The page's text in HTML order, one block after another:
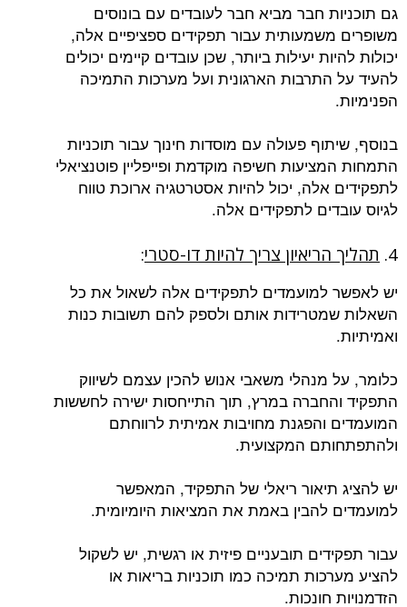
גם תוכניות חבר מביא חבר לעובדים עם בונוסים
משופרים משמעותית עבור תפקידים ספציפיים אלה,
יכולות להיות יעילות ביותר, שכן עובדים קיימים יכולים
להעיד על התרבות הארגונית ועל מערכות התמיכה
הפנימיות.
בנוסף, שיתוף פעולה עם מוסדות חינוך עבור תוכניות
התמחות המציעות חשיפה מוקדמת ופייפליין פוטנציאלי
לתפקידים אלה, יכול להיות אסטרטגיה ארוכת טווח
לגיוס עובדים לתפקידים אלה.
4. תהליך הריאיון צריך להיות דו-סטרי:
יש לאפשר למועמדים לתפקידים אלה לשאול את כל
השאלות שמטרידות אותם ולספק להם תשובות כנות
ואמיתיות.
כלומר, על מנהלי משאבי אנוש להכין עצמם לשיווק
התפקיד והחברה במרץ, תוך התייחסות ישירה לחששות
המועמדים והפגנת מחויבות אמיתית לרווחתם
ולהתפתחותם המקצועית.
יש להציג תיאור ריאלי של התפקיד, המאפשר
למועמדים להבין באמת את המציאות היומיומית.
עבור תפקידים תובעניים פיזית או רגשית, יש לשקול
להציע מערכות תמיכה כמו תוכניות בריאות או
הזדמנויות חונכות.